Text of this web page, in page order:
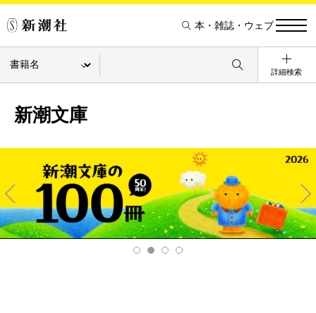
本・雑誌・ウェブ
詳細検索
新潮文庫
Pre
v
Ne
xt